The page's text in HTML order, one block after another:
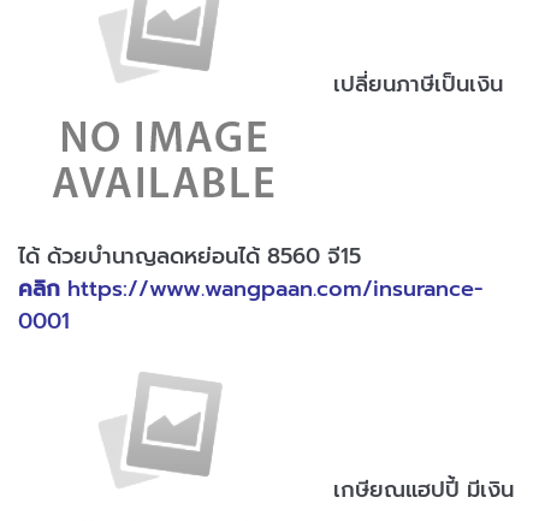
เปลี่ยนภาษีเป็นเงิน
ได้ ด้วยบำนาญลดหย่อนได้ 8560 จี15
คลิก https://www.wangpaan.com/insurance-
0001
เกษียณแฮปปี้ มีเงิน